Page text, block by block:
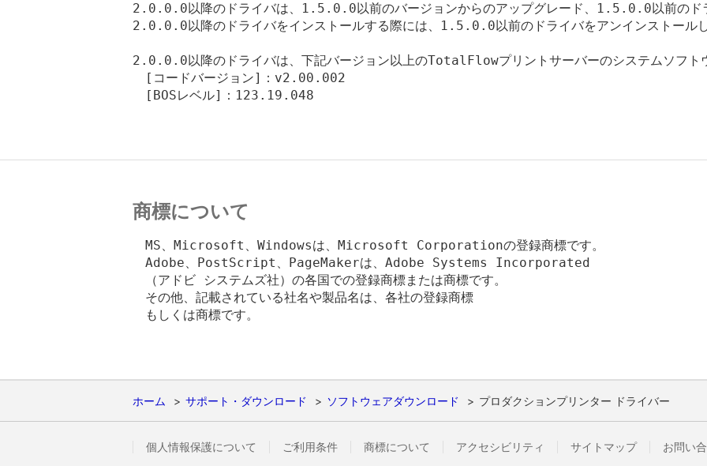
2.0.0.0以降のドライバは、1.5.0.0以前のバージョンからのアップグレード、1.5.0.0以前のドラ
2.0.0.0以降のドライバをインストールする際には、1.5.0.0以前のドライバをアンインストール
2.0.0.0以降のドライバは、下記バージョン以上のTotalFlowプリントサーバーのシステムソフトウ
[コードバージョン]：v2.00.002
[BOSレベル]：123.19.048
商標について
MS、Microsoft、Windowsは、Microsoft Corporationの登録商標です。
Adobe、PostScript、PageMakerは、Adobe Systems Incorporated
（アドビ システムズ社）の各国での登録商標または商標です。
その他、記載されている社名や製品名は、各社の登録商標
もしくは商標です。
ホーム サポート・ダウンロード ソフトウェアダウンロード プロダクションプリンター ドライバー
個人情報保護について ご利用条件 商標について アクセシビリティ サイトマップ お問い